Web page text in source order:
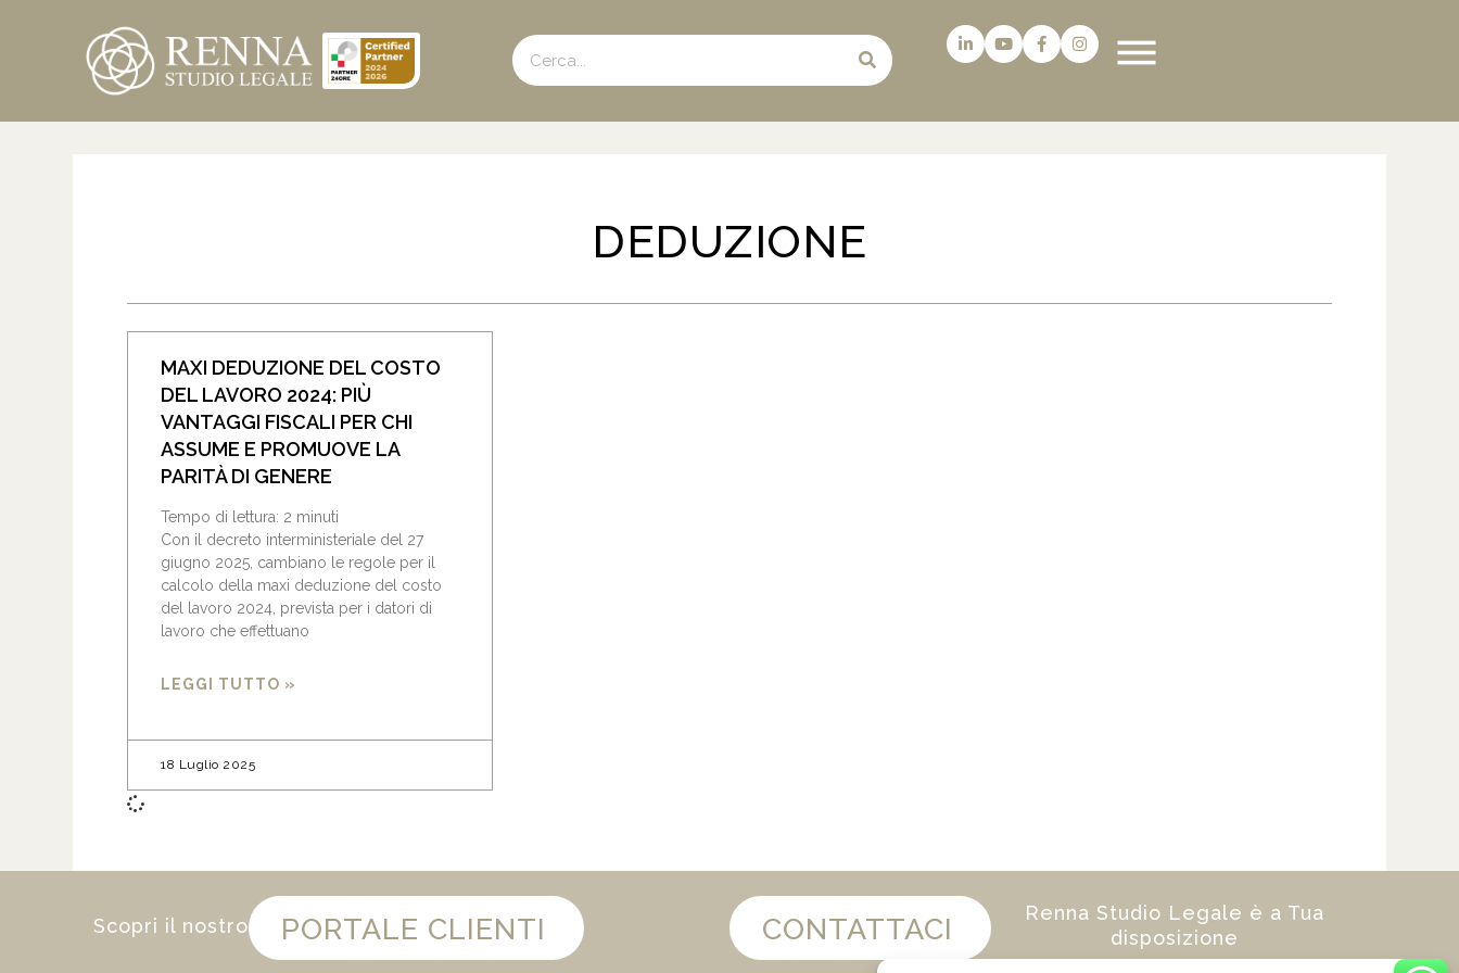
DEDUZIONE
MAXI DEDUZIONE DEL COSTO
DEL LAVORO 2024: PIÙ
VANTAGGI FISCALI PER CHI
ASSUME E PROMUOVE LA
PARITÀ DI GENERE
Tempo di lettura: 2 minuti
Con il decreto interministeriale del 27
giugno 2025, cambiano le regole per il
calcolo della maxi deduzione del costo
del lavoro 2024, prevista per i datori di
lavoro che effettuano
LEGGI TUTTO »
18 Luglio 2025
Scopri il nostro PORTALE CLIENTI CONTATTACI
Renna Studio Legale è a Tua
disposizione